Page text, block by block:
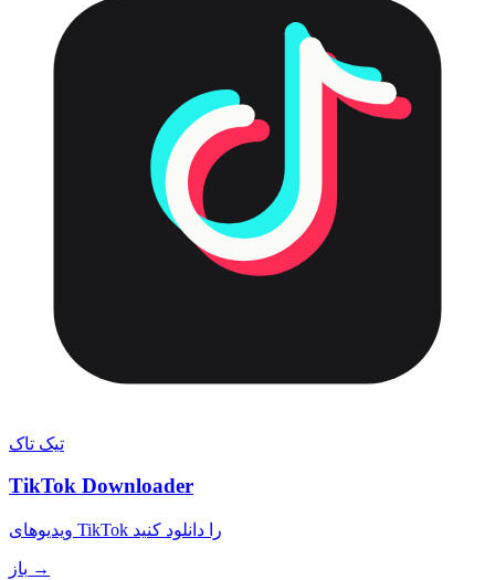
تیک تاک
TikTok Downloader
ویدیوهای TikTok را دانلود کنید
باز →